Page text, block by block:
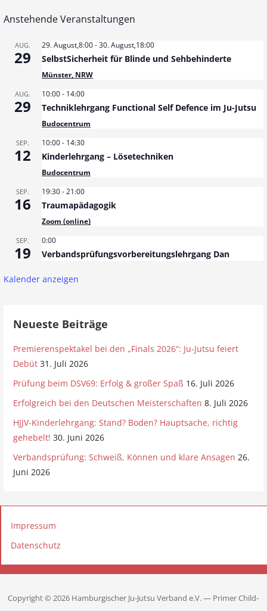
i
t
n
Anstehende Veranstaltungen
AUG.
29
29. August,8:00-30. August,18:00
SelbstSicherheit für Blinde und Sehbehinderte
Münster, NRW
AUG.
29
10:00- 14:00
Techniklehrgang Functional Self Defence im Ju-Jutsu
Budocentrum
SEP.
12
10:00- 14:30
Kinderlehrgang – Lösetechniken
Budocentrum
SEP.
16
19:30-21:00
Traumapädagogik
Zoom (online)
SEP.
19
0:00
Verbandsprüfungsvorbereitungslehrgang Dan
Kalender anzeigen
Neueste Beiträge
Premierenspektakel bei den „Finals 2026“: Ju-Jutsu feiert
Debüt 31. Juli 2026
Prüfung beim DSV69: Erfolg & großer Spaß 16. Juli 2026
Erfolgreich bei den Deutschen Meisterschaften 8. Juli 2026
HJJV-Kinderlehrgang: Stand? Boden? Hauptsache, richtig
gehebelt! 30. Juni 2026
Verbandsprüfung: Schweiß, Können und klare Ansagen 26.
Juni 2026
Impressum
Datenschutz
Copyright © 2026 Hamburgischer Ju-Jutsu Verband e.V. — Primer Child-